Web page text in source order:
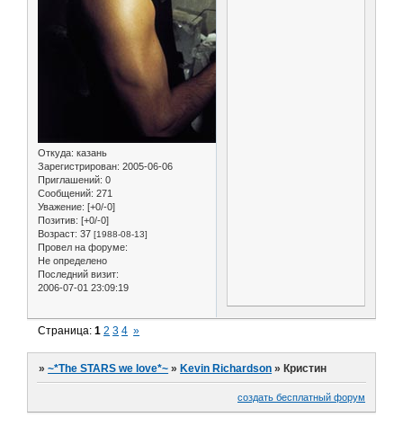
Откуда: казань
Зарегистрирован: 2005-06-06
Приглашений: 0
Сообщений: 271
Уважение: [+0/-0]
Позитив: [+0/-0]
Возраст: 37 [1988-08-13]
Провел на форуме:
Не определено
Последний визит:
2006-07-01 23:09:19
Страница:1 2 3 4 »
»~*The STARS we love*~ » Kevin Richardson » Кристин
создать бесплатный форум